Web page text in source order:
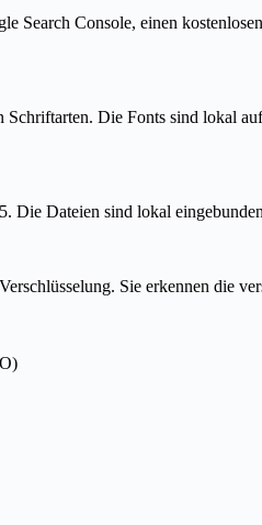
Search Console, einen
Die Fonts sind lokal
Die Dateien sind lokal
Sie erkennen die